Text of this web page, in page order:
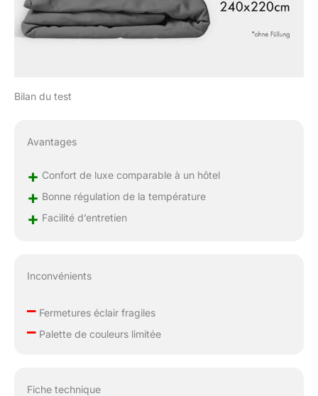
Bilan du test
Avantages
+ Confort de luxe comparable à un hôtel
+ Bonne régulation de la température
+ Facilité d’entretien
Inconvénients
–Fermetures éclair fragiles
–Palette de couleurs limitée
Fiche technique